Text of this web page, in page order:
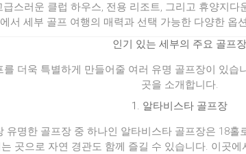
급스러운 클럽 하우스, 전용 리조트, 그리고 휴양지다
서 세부 골프 여행의 매력과 선택 가능한 다양한 옵
인기 있는 세부의 주요 골프장
를 더욱 특별하게 만들어줄 여러 유명 골프장이 있습
곳을 소개합니다.
1. 알타비스타 골프장
유명한 골프장 중 하나인 알타비스타 골프장은 18홀
곳으로 자연 경관도 함께 즐길 수 있습니다. 이곳